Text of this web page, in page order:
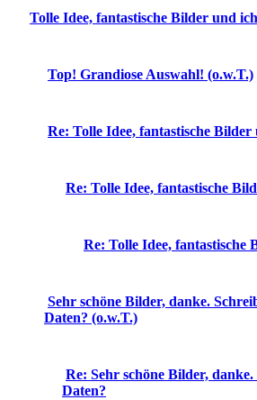
Tolle Idee, fantastische Bilder und
Top! Grandiose Auswahl! (o.w.T.)
Re: Tolle Idee, fantastische
Re: Tolle Idee, fantastische
Re: Tolle Idee, fantastische
Sehr schöne Bilder, danke.
Daten? (o.w.T.)
Re: Sehr schöne Bilder,
Daten?